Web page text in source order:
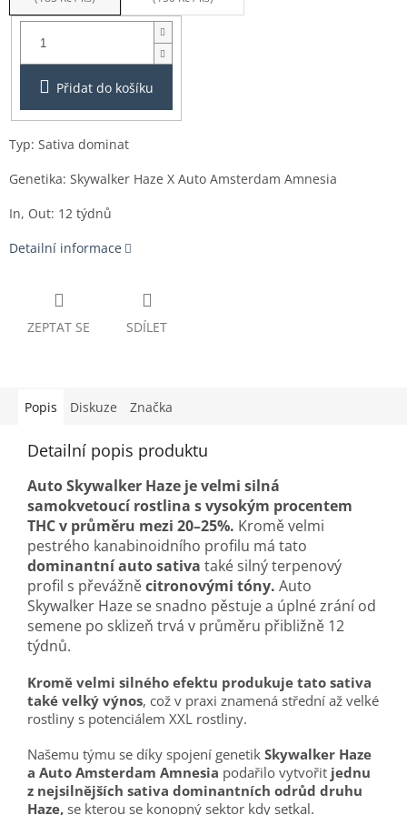
Balení:
Přidat do košíku
Typ: Sativa dominat
Genetika: Skywalker Haze X Auto Amsterdam Amnesia
In, Out: 12 týdnů
Detailní informace
ZEPTAT SE SDÍLET
Popis Diskuze Značka
Detailní popis produktu
Auto Skywalker Haze je velmi silná
samokvetoucí rostlina s vysokým procentem
THC v průměru mezi 20–25%. Kromě velmi
pestrého kanabinoidního profilu má tato
dominantní auto sativa také silný terpenový
profil s převážněcitronovými tóny. Auto
Skywalker Haze se snadno pěstuje a úplné zrání od
semene po sklizeň trvá v průměru přibližně 12
týdnů.
Kromě velmi silného efektu produkuje tato sativa
také velký výnos, což v praxi znamená střední až velké
rostliny s potenciálem XXL rostliny.
Našemu týmu se díky spojení genetik Skywalker Haze
a Auto Amsterdam Amnesia podařilo vytvořit jednu
z nejsilnějších sativa dominantních odrůd druhu
Haze, se kterou se konopný sektor kdy setkal.